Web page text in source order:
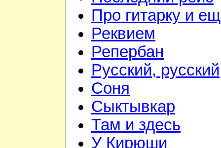
Про гитарку и
Реквием
Репербан
Русский, русский
Соня
Сыктывкар
Там и здесь
У Кирюши